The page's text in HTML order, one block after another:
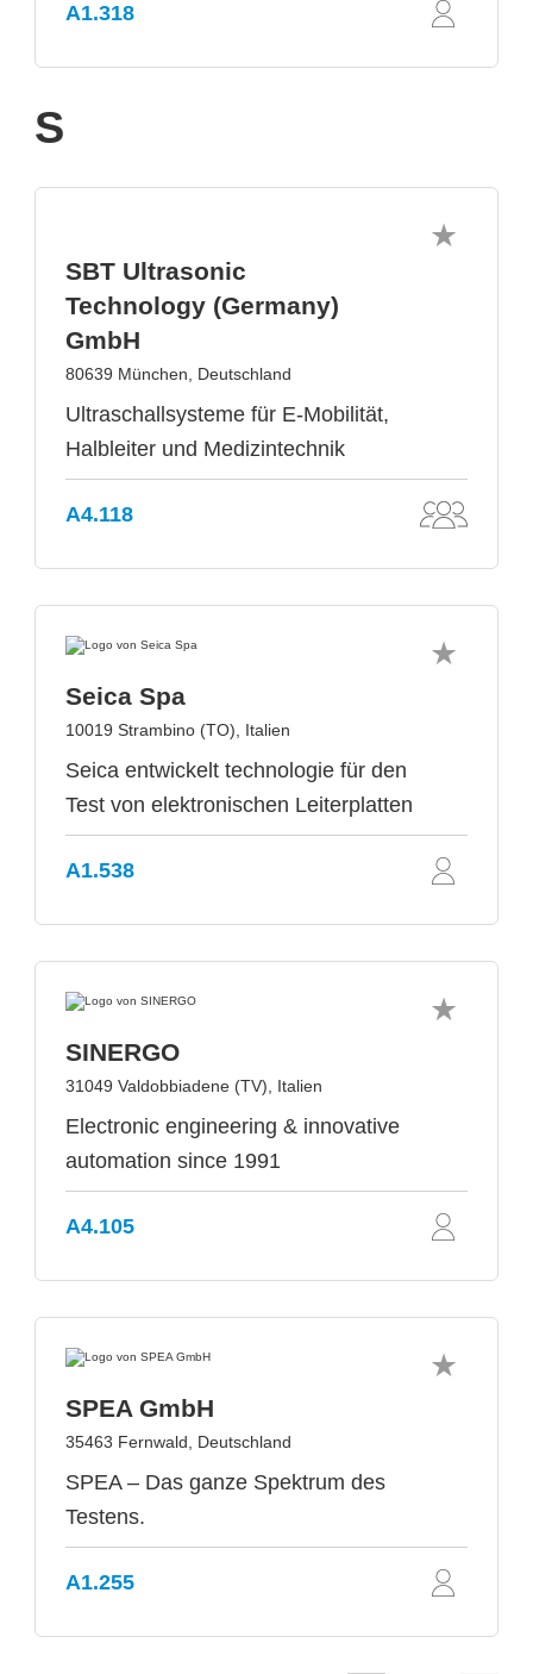
A1.318
S
SBT Ultrasonic
Technology (Germany)
GmbH
80639 München, Deutschland
Ultraschallsysteme für E-Mobilität,
Halbleiter und Medizintechnik
A4.118
Seica Spa
10019 Strambino (TO), Italien
Seica entwickelt technologie für den
Test von elektronischen Leiterplatten
A1.538
SINERGO
31049 Valdobbiadene (TV), Italien
Electronic engineering & innovative
automation since 1991
A4.105
SPEA GmbH
35463 Fernwald, Deutschland
SPEA – Das ganze Spektrum des
Testens.
A1.255